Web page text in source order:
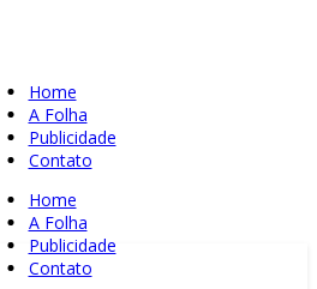
Home
A Folha
Publicidade
Contato
Home
A Folha
Publicidade
Contato